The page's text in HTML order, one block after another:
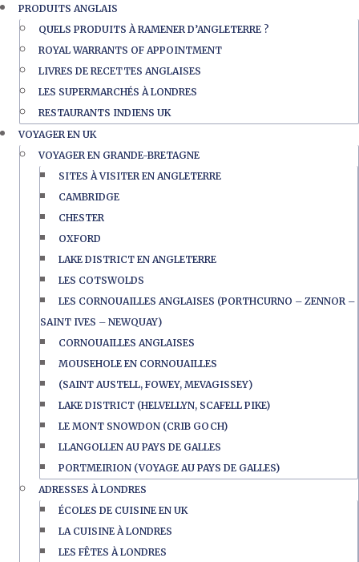
PRODUITS ANGLAIS
QUELS PRODUITS À RAMENER D’ANGLETERRE ?
ROYAL WARRANTS OF APPOINTMENT
LIVRES DE RECETTES ANGLAISES
LES SUPERMARCHÉS À LONDRES
RESTAURANTS INDIENS UK
VOYAGER EN UK
VOYAGER EN GRANDE-BRETAGNE
SITES À VISITER EN ANGLETERRE
CAMBRIDGE
CHESTER
OXFORD
LAKE DISTRICT EN ANGLETERRE
LES COTSWOLDS
LES CORNOUAILLES ANGLAISES (PORTHCURNO – ZENNOR –
SAINT IVES – NEWQUAY)
CORNOUAILLES ANGLAISES
MOUSEHOLE EN CORNOUAILLES
(SAINT AUSTELL, FOWEY, MEVAGISSEY)
LAKE DISTRICT (HELVELLYN, SCAFELL PIKE)
LE MONT SNOWDON (CRIB GOCH)
LLANGOLLEN AU PAYS DE GALLES
PORTMEIRION (VOYAGE AU PAYS DE GALLES)
ADRESSES À LONDRES
ÉCOLES DE CUISINE EN UK
LA CUISINE À LONDRES
LES FÊTES À LONDRES